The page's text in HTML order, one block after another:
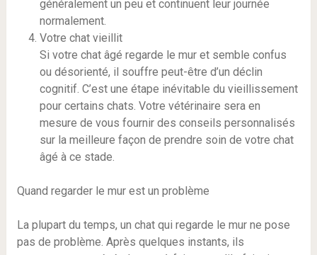
généralement un peu et continuent leur journée
normalement.
Votre chat vieillit
Si votre chat âgé regarde le mur et semble confus
ou désorienté, il souffre peut-être d’un déclin
cognitif. C’est une étape inévitable du vieillissement
pour certains chats. Votre vétérinaire sera en
mesure de vous fournir des conseils personnalisés
sur la meilleure façon de prendre soin de votre chat
âgé à ce stade.
Quand regarder le mur est un problème
La plupart du temps, un chat qui regarde le mur ne pose
pas de problème. Après quelques instants, ils